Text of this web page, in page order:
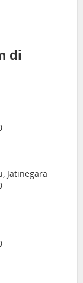
di
Jatinegara